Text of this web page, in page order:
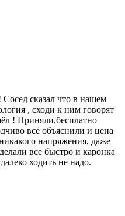
сказал что в нашем
, сходи к ним говорят
! Приняли,бесплатно
всё объяснили и цена
напряжения, даже
все быстро и каронка
ходить не надо.